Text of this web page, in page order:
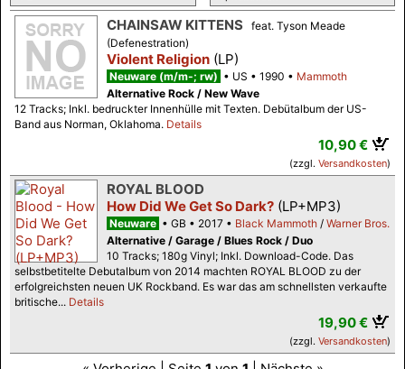
CHAINSAW KITTENS feat. Tyson Meade
(Defenestration)
Violent Religion (LP)
Neuware (m/m-; rw) US 1990
Mammoth
Alternative Rock / New Wave
12 Tracks; Inkl. bedruckter Innenhülle mit Texten. Debütalbum der US-
Band aus Norman, Oklahoma. Details
10,90 €
(zzgl. Versandkosten)
ROYAL BLOOD
How Did We Get So Dark? (LP+MP3)
Neuware GB 2017 Black Mammoth / Warner Bros.
Alternative / Garage / Blues Rock / Duo
10 Tracks; 180g Vinyl; Inkl. Download-Code. Das
selbstbetitelte Debutalbum von 2014 machten ROYAL BLOOD zu der
erfolgreichsten neuen UK Rockband. Es war das am schnellsten verkaufte
britische... Details
19,90 €
(zzgl. Versandkosten)